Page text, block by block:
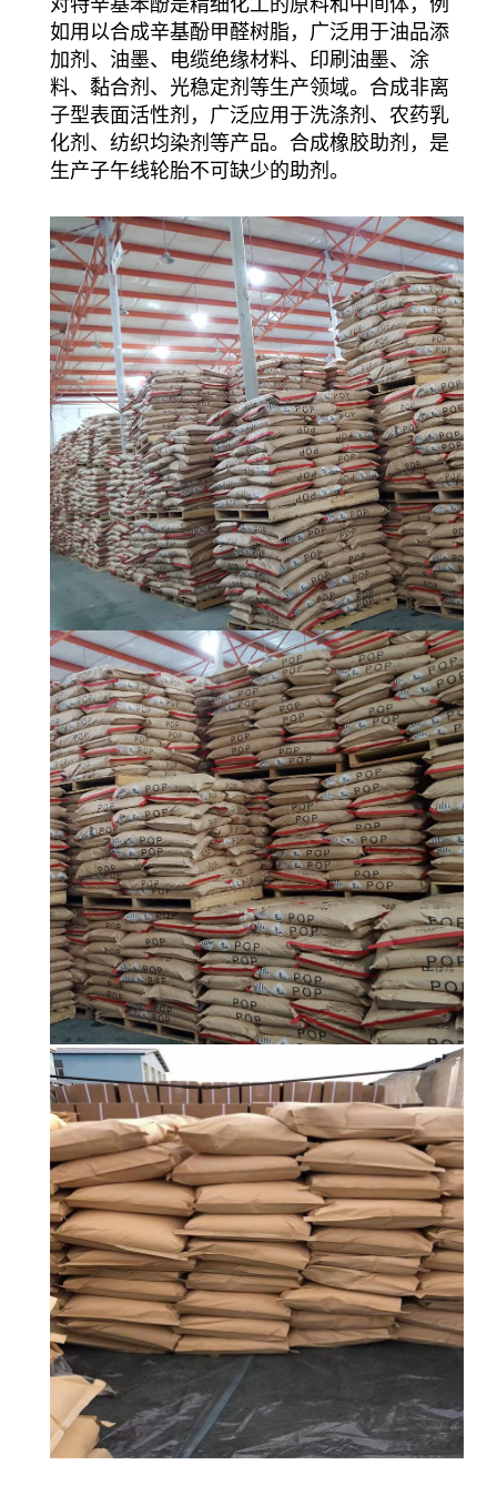
对特辛基苯酚是精细化工的原料和中间体，例
如用以合成辛基酚甲醛树脂，广泛用于油品添
加剂、油墨、电缆绝缘材料、印刷油墨、涂
料、黏合剂、光稳定剂等生产领域。合成非离
子型表面活性剂，广泛应用于洗涤剂、农药乳
化剂、纺织均染剂等产品。合成橡胶助剂，是
生产子午线轮胎不可缺少的助剂。